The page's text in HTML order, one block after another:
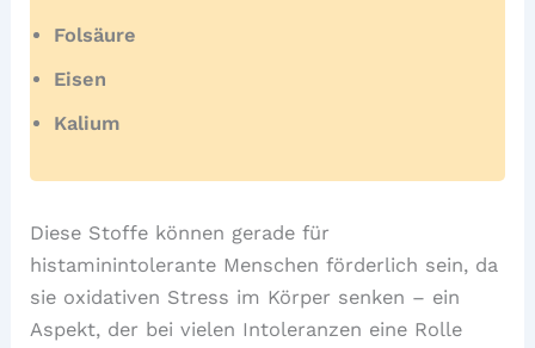
Folsäure
Eisen
Kalium
Diese Stoffe können gerade für
histaminintolerante Menschen förderlich sein, da
sie oxidativen Stress im Körper senken – ein
Aspekt, der bei vielen Intoleranzen eine Rolle